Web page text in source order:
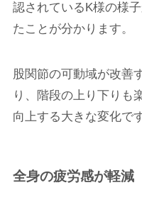
認されているK様の様
たことが分かります。
股関節の可動域が改善
り、階段の上り下りも
向上する大きな変化です
全身の疲労感が軽減